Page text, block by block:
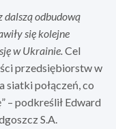
dalszą odbudową
się kolejne
w Ukrainie. Cel
przedsiębiorstw w
siatki połączeń, co
– podkreślił Edward
S.A.